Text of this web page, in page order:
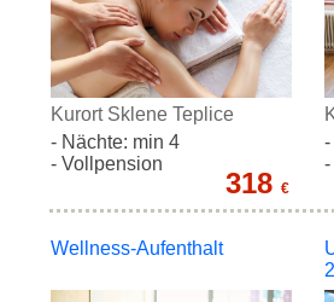
Kurort Sklene Teplice
- Nächte: min 4
- Vollpension
318 €
-
-
Wellness-Aufenthalt